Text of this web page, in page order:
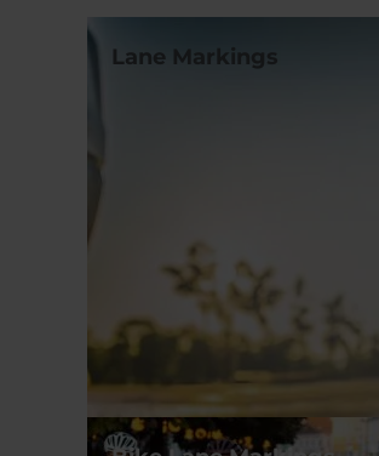
Lane Markings